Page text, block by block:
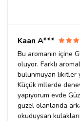
Kaan A***
Bu aromanın içine
oluyor. Farklı
bulunmuyan likitler
Küçük mllerde
yapıyorum evde
güzel olanlarıda
okuduysan